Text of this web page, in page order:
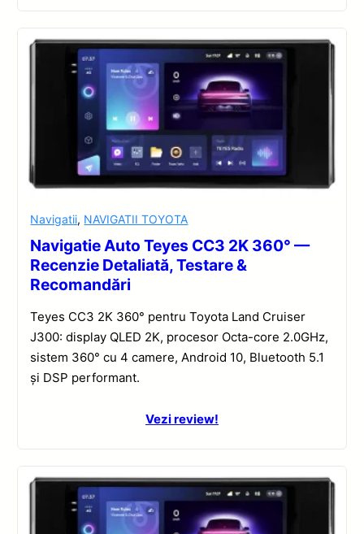
Navigatii, NAVIGATII TOYOTA
Navigatie Auto Teyes CC3 2K 360° —
Recenzie Detaliată, Testare &
Recomandări
Teyes CC3 2K 360° pentru Toyota Land Cruiser
J300: display QLED 2K, procesor Octa-core 2.0GHz,
sistem 360° cu 4 camere, Android 10, Bluetooth 5.1
și DSP performant.
Vezi review!